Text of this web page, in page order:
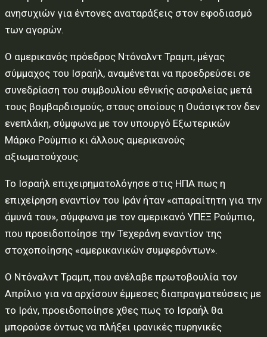
ανησυχιών για έντονες αναταράξεις στον εφοδιασμό
των αγορών.
Ο αμερικανός πρόεδρος Ντόναλντ Τραμπ, μέγας
σύμμαχος του Ισραήλ, αναμένεται να προεδρεύσει σε
συνεδρίαση του συμβουλίου εθνικής ασφαλείας μετά
τους βομβαρδισμούς, στους οποίους η Ουάσιγκτον δεν
ενεπλάκη, σύμφωνα με τον υπουργό Εξωτερικών
Μάρκο Ρούμπιο κι άλλους αμερικανούς
αξιωματούχους.
Το Ισραήλ επιχειρηματολόγησε στις ΗΠΑ πως η
επιχείρηση εναντίον του Ιράν ήταν «απαραίτητη για την
άμυνά του», σύμφωνα με τον αμερικανό ΥΠΕΞ Ρούμπιο,
που προειδοποίησε την Τεχεράνη εναντίον της
στοχοποίησης «αμερικανικών συμφερόντων».
Ο Ντόναλντ Τραμπ, που ανέλαβε πρωτοβουλία τον
Απρίλιο για να αρχίσουν έμμεσες διαπραγματεύσεις με
το Ιράν, προειδοποίησε χθες πως το Ισραήλ θα
μπορούσε όντως να πλήξει ιρανικές πυρηνικές